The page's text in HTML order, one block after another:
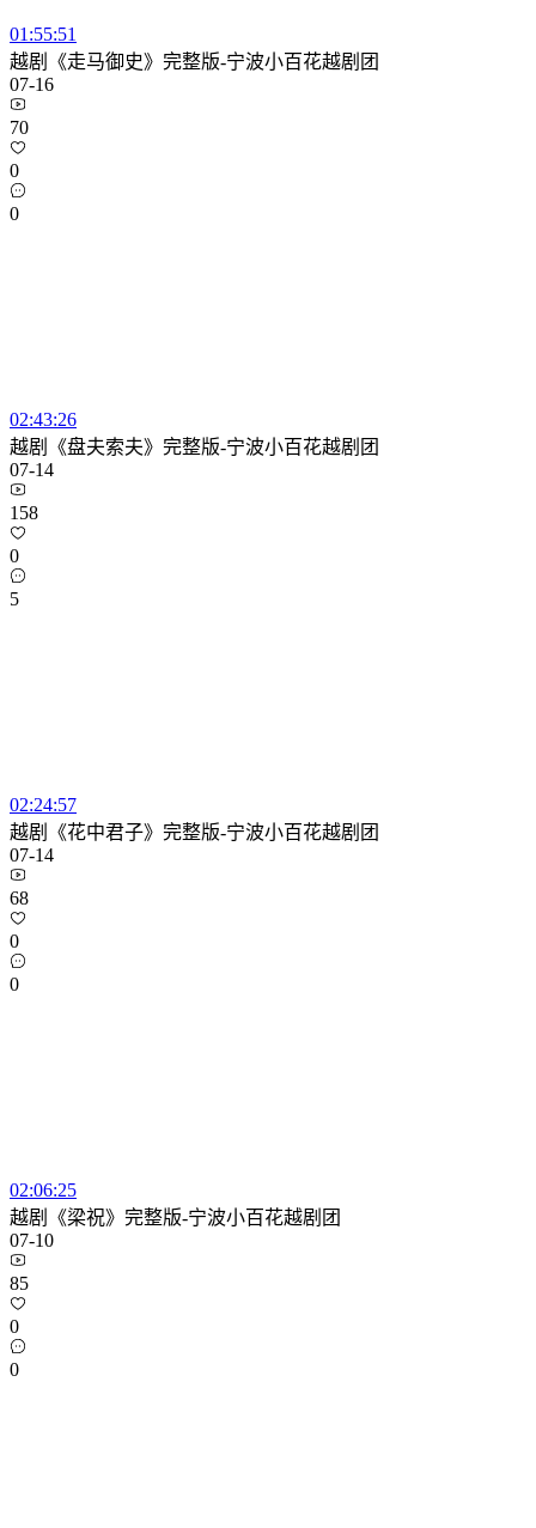
01:55:51
越剧《走马御史》完整版-宁波小百花越剧团
07-16
70
0
0
02:43:26
越剧《盘夫索夫》完整版-宁波小百花越剧团
07-14
158
0
5
02:24:57
越剧《花中君子》完整版-宁波小百花越剧团
07-14
68
0
0
02:06:25
越剧《梁祝》完整版-宁波小百花越剧团
07-10
85
0
0